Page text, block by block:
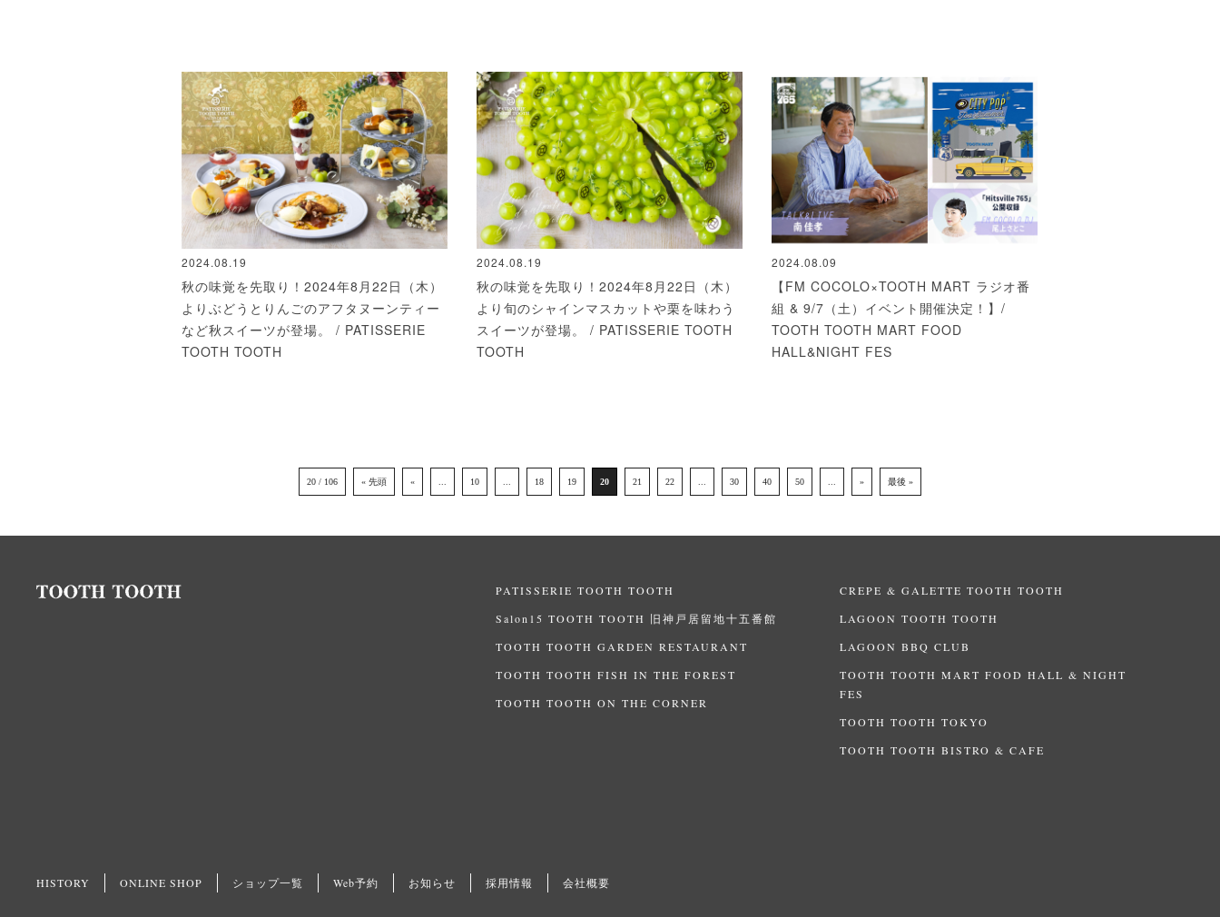
2024.08.19
秋の味覚を先取り！2024年8月22日（木）
よりぶどうとりんごのアフタヌーンティー
など秋スイーツが登場。 / PATISSERIE
TOOTH TOOTH
2024.08.19
秋の味覚を先取り！2024年8月22日（木）
より旬のシャインマスカットや栗を味わう
スイーツが登場。 / PATISSERIE TOOTH
TOOTH
2024.08.09
【FM COCOLO×TOOTH MART ラジオ番
組 & 9/7（土）イベント開催決定！】/
TOOTH TOOTH MART FOOD
HALL&NIGHT FES
20 / 106 « 先頭 « ... 10 ... 18 19 20 21 22 ... 30 40 50 ... » 最後 »
PATISSERIE TOOTH TOOTH
Salon15 TOOTH TOOTH 旧神戸居留地十五番館
TOOTH TOOTH GARDEN RESTAURANT
TOOTH TOOTH FISH IN THE FOREST
TOOTH TOOTH ON THE CORNER
CREPE & GALETTE TOOTH TOOTH
LAGOON TOOTH TOOTH
LAGOON BBQ CLUB
TOOTH TOOTH MART FOOD HALL & NIGHT
FES
TOOTH TOOTH TOKYO
TOOTH TOOTH BISTRO & CAFE
HISTORY ONLINE SHOP ショップ一覧 Web予約 お知らせ 採用情報 会社概要